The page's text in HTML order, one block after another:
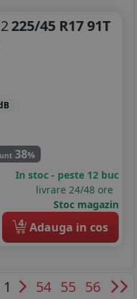
225/45 R17 91T
38%
In stoc - peste 12 buc
livrare 24/48 ore
Stoc magazin
4 Adauga in cos
54 55 56